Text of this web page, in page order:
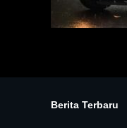
Berita Terbaru